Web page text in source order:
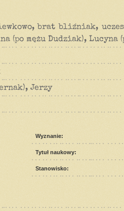
brat bliźniak,
(po mężu Dudziak), Lucyna
Jerzy
Wyznanie:
Tytuł naukowy:
Stanowisko: